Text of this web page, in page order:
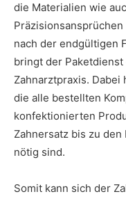
die Materialien wie
nach der endgültigen
bringt der Paketdienst
Zahnarztpraxis.
die alle bestellten
konfektionierten
Zahnersatz bis zu
nötig sind.
Somit kann sich der